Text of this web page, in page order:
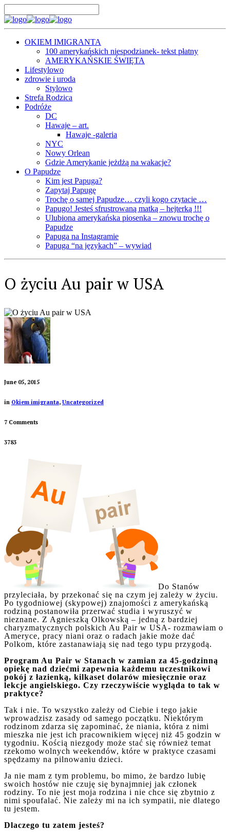
OKIEM IMIGRANTA
100 amerykańskich niespodzianek- tekst płatny
AMERYKAŃSKIE ŚWIĘTA
Lifestylowo
zdrowie i uroda
Stylowo
Strefa Rodzica
Podróże
DC
Hawaje – art.
Hawaje -galeria
NYC
Nowy Orlean
Gdzie Amerykanie jeżdżą na wakacje?
O Papudze
Kim jest Papuga?
Zapytaj Papugę
Trochę o samej Papudze… czyli kogo czytacie …
Papugo! Jesteś sfrustrowaną matką – hejterką !!!
Ulubiona amerykańska piosenka – znowu trochę o
Papudze
Papuga na Instagramie
Papuga “na językach” – wywiad
O życiu Au pair w USA
June 05, 2015
in Okiem imigranta, Uncategorized
7 Comments
3783
Do Stanów
przyleciała, by przekonać się na czym jej zależy w życiu.
Po tygodniowej (skypowej) znajomości z amerykańską
rodziną postanowiła przerwać studia i wyruszyć w
nieznane. Z Agnieszką Olkowską – jedną z bardziej
charyzmatycznych polskich Au Pair w USA- rozmawiam o
Ameryce, pracy niani oraz o radach jakie może dać
Polkom, które zastanawiają się nad tego typu przygodą.
Program Au Pair w Stanach w zamian za 45-godzinną
opiekę nad dziećmi zapewnia każdemu uczestnikowi
pokój z łazienką, kilkaset dolarów miesięcznie oraz
lekcje angielskiego. Czy rzeczywiście wygląda to tak w
praktyce?
Tak i nie. To wszystko zależy od Ciebie i tego jakie
wprowadzisz zasady od samego początku. Niektórym
rodzinom zdarza się zapominać, że niania, która z nimi
mieszka nie jest ich pracownikiem więcej niż 45 godzin w
tygodniu. Kością niezgody może stać się również temat
rzekomo wolnych weekendów, które w praktyce czasami
spędzamy na pilnowaniu dzieci.
Ja nie mam z tym problemu, bo mimo, że bardzo lubię
swoich hostów nie czuję się bynajmniej jak członek
rodziny. To nie jest moja rodzina i nie chce się zbytnio z
nimi spoufalać. Nie zależy mi na ich sympatii, nie dlatego
tu jestem.
Dlaczego tu zatem jesteś?